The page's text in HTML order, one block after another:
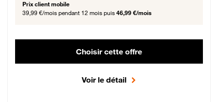
Prix client mobile
39,99 €/mois pendant 12 mois puis 46,99 €/mois
Choisir cette offre
Voir le détail